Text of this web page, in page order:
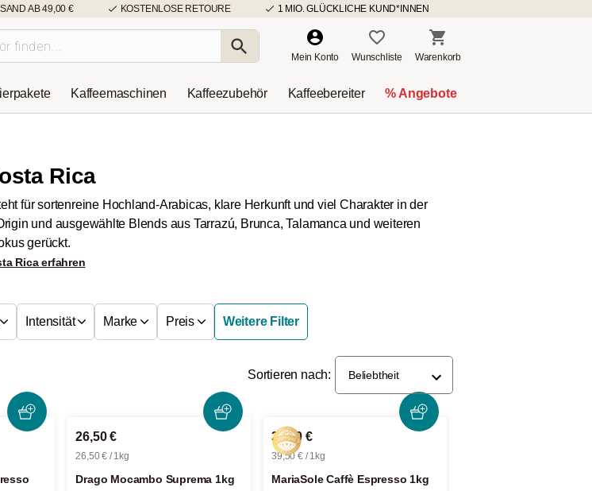
AB 49,00 € KOSTENLOSE RETOURE 1 MIO. GLÜCKLICHE KUND*INNEN
Mein Konto Wunschliste Warenkorb
Kaffeemaschinen Kaffeezubehör Kaffeebereiter % Angebote
Rica
für sortenreine Hochland-Arabicas, klare Herkunft und viel Charakter in der
und ausgewählte Blends aus Tarrazú, Brunca, Talamanca und weiteren
gerückt.
Rica erfahren
Intensität Marke Preis Weitere Filter
Sortieren nach: Beliebtheit
26,50 €
26,50 € / 1kg
Drago Mocambo Suprema 1kg
39,50 €
39,50 € / 1kg
MariaSole Caffè Espresso 1kg